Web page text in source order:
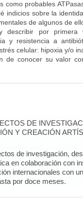
probables
indicios sobre la
de algunos de
describir por primera
y resistencia a
celular: hipoxia y/o
de conocer su valor
DE
Y CREACIÓN
de investigación,
en colaboración con
internacionales con
por doce meses.